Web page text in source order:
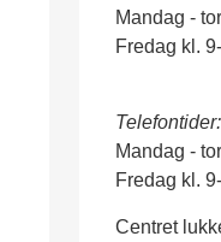
Mandag -
Fredag kl.
Telefontider:
Mandag -
Fredag kl.
Centret